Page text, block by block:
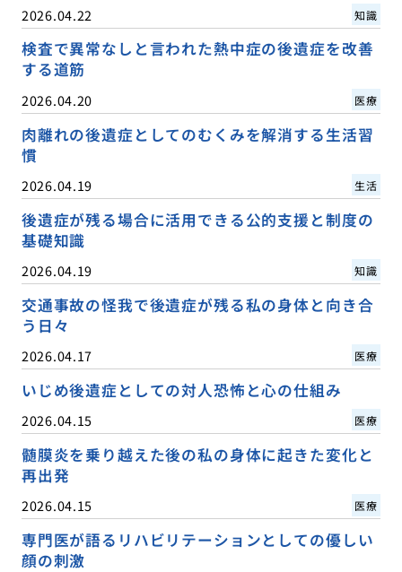
2026.04.22 知識
検査で異常なしと言われた熱中症の後遺症を改善
する道筋
2026.04.20 医療
肉離れの後遺症としてのむくみを解消する生活習
慣
2026.04.19 生活
後遺症が残る場合に活用できる公的支援と制度の
基礎知識
2026.04.19 知識
交通事故の怪我で後遺症が残る私の身体と向き合
う日々
2026.04.17 医療
いじめ後遺症としての対人恐怖と心の仕組み
2026.04.15 医療
髄膜炎を乗り越えた後の私の身体に起きた変化と
再出発
2026.04.15 医療
専門医が語るリハビリテーションとしての優しい
顔の刺激